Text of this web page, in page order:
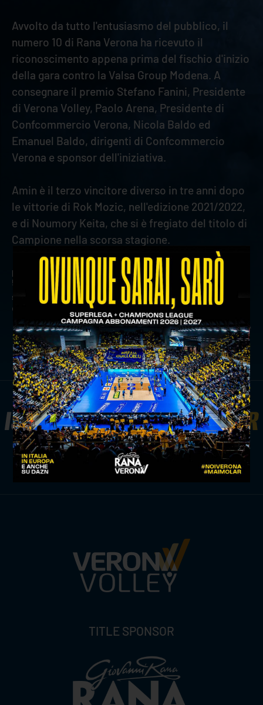
Avvolto da tutto l'entusiasmo del pubblico, il
numero 10 di Rana Verona ha ricevuto il
riconoscimento appena prima del fischio d'inizio
della gara contro la Valsa Group Modena. A
consegnare il premio Stefano Fanini, Presidente
di Verona Volley, Paolo Arena, Presidente di
Confcommercio Verona, Nicola Baldo ed
Emanuel Baldo, dirigenti di Confcommercio
Verona e sponsor dell'iniziativa.
Amin è il terzo vincitore diverso in tre anni dopo
le vittorie di Rok Mozic, nell'edizione 2021/2022,
e di Noumory Keita, che si è fregiato del titolo di
Campione nella scorsa stagione.
precedente:match analysis: la quarta giornata dei play off
5° posto in numeri
successivo:
rana verona si conferma: anche modena
crolla sotto i colpi di keita e compagni
news prima squadra
ISCRIVITI ALLANEWSLETTER
ISCRIVITI ORA
TITLE SPONSOR